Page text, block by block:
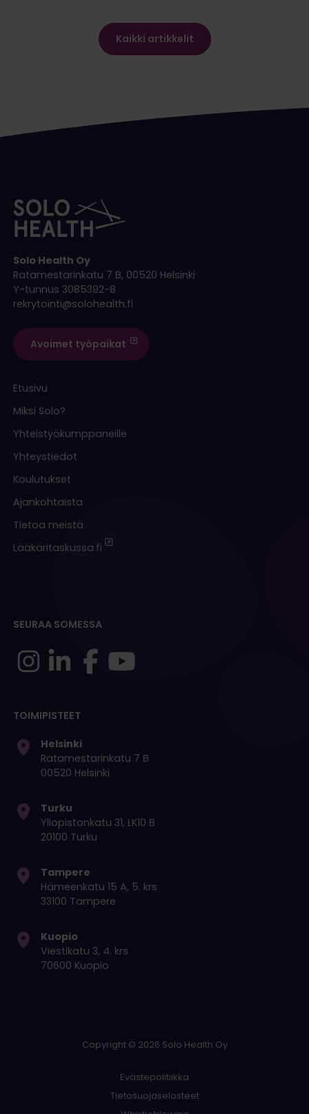
Kaikki artikkelit
Solo Health Oy
Ratamestarinkatu 7 B, 00520 Helsinki
Y-tunnus 3085392-8
rekrytointi@solohealth.fi
Avoimet työpaikat
Etusivu
Miksi Solo?
Yhteistyökumppaneille
Yhteystiedot
Koulutukset
Ajankohtaista
Tietoa meistä
Lääkäritaskussa.fi
SEURAA SOMESSA
TOIMIPISTEET
Helsinki
Ratamestarinkatu 7 B
00520 Helsinki
Turku
Yliopistonkatu 31, LK10 B
20100 Turku
Tampere
Hämeenkatu 15 A, 5. krs
33100 Tampere
Kuopio
Viestikatu 3, 4. krs
70600 Kuopio
Copyright © 2026 Solo Health Oy
Evästepolitiikka
Tietosuojaselosteet